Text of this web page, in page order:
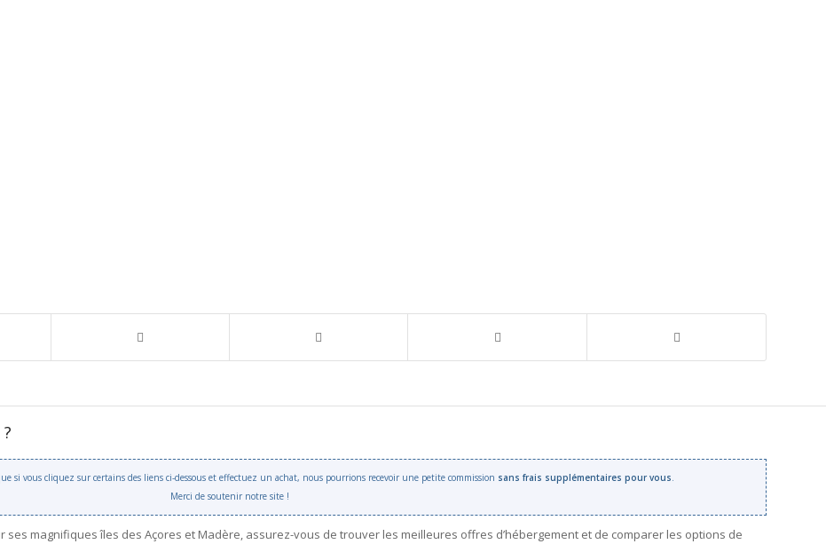
si vous cliquez sur certains des liens ci-dessous et effectuez un achat, nous pourrions recevoir une petite commission sans frais supplémentaires pour vous.
Merci de soutenir notre site !
magnifiques îles des Açores et Madère, assurez-vous de trouver les meilleures offres d’hébergement et de comparer les options de